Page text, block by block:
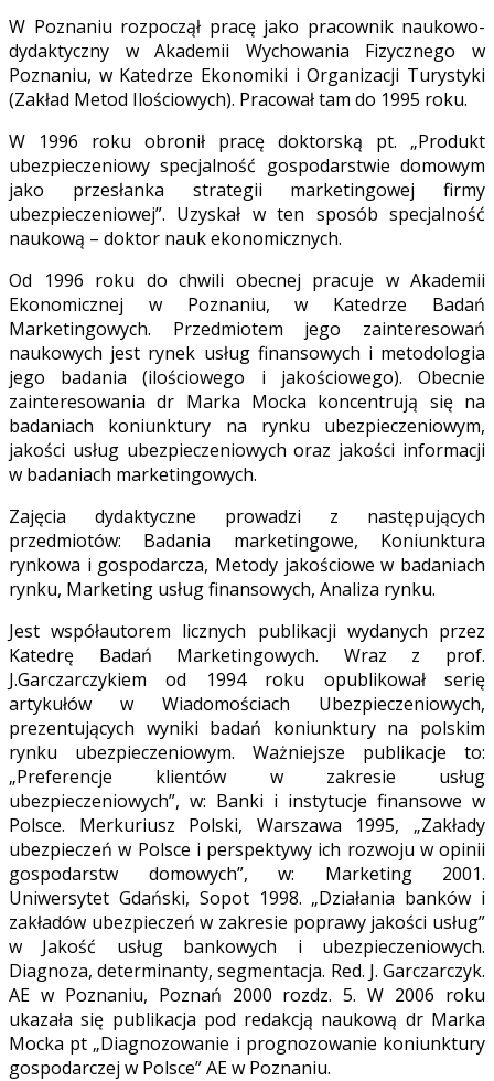
W Poznaniu rozpoczął pracę jako pracownik naukowo-
dydaktyczny w Akademii Wychowania Fizycznego w
Poznaniu, w Katedrze Ekonomiki i Organizacji Turystyki
(Zakład Metod Ilościowych). Pracował tam do 1995 roku.
W 1996 roku obronił pracę doktorską pt. „Produkt
ubezpieczeniowy specjalność gospodarstwie domowym
jako przesłanka strategii marketingowej firmy
ubezpieczeniowej”. Uzyskał w ten sposób specjalność
naukową – doktor nauk ekonomicznych.
Od 1996 roku do chwili obecnej pracuje w Akademii
Ekonomicznej w Poznaniu, w Katedrze Badań
Marketingowych. Przedmiotem jego zainteresowań
naukowych jest rynek usług finansowych i metodologia
jego badania (ilościowego i jakościowego). Obecnie
zainteresowania dr Marka Mocka koncentrują się na
badaniach koniunktury na rynku ubezpieczeniowym,
jakości usług ubezpieczeniowych oraz jakości informacji
w badaniach marketingowych.
Zajęcia dydaktyczne prowadzi z następujących
przedmiotów: Badania marketingowe, Koniunktura
rynkowa i gospodarcza, Metody jakościowe w badaniach
rynku, Marketing usług finansowych, Analiza rynku.
Jest współautorem licznych publikacji wydanych przez
Katedrę Badań Marketingowych. Wraz z prof.
J.Garczarczykiem od 1994 roku opublikował serię
artykułów w Wiadomościach Ubezpieczeniowych,
prezentujących wyniki badań koniunktury na polskim
rynku ubezpieczeniowym. Ważniejsze publikacje to:
„Preferencje klientów w zakresie usług
ubezpieczeniowych”, w: Banki i instytucje finansowe w
Polsce. Merkuriusz Polski, Warszawa 1995, „Zakłady
ubezpieczeń w Polsce i perspektywy ich rozwoju w opinii
gospodarstw domowych”, w: Marketing 2001.
Uniwersytet Gdański, Sopot 1998. „Działania banków i
zakładów ubezpieczeń w zakresie poprawy jakości usług”
w Jakość usług bankowych i ubezpieczeniowych.
Diagnoza, determinanty, segmentacja. Red. J. Garczarczyk.
AE w Poznaniu, Poznań 2000 rozdz. 5. W 2006 roku
ukazała się publikacja pod redakcją naukową dr Marka
Mocka pt „Diagnozowanie i prognozowanie koniunktury
gospodarczej w Polsce” AE w Poznaniu.